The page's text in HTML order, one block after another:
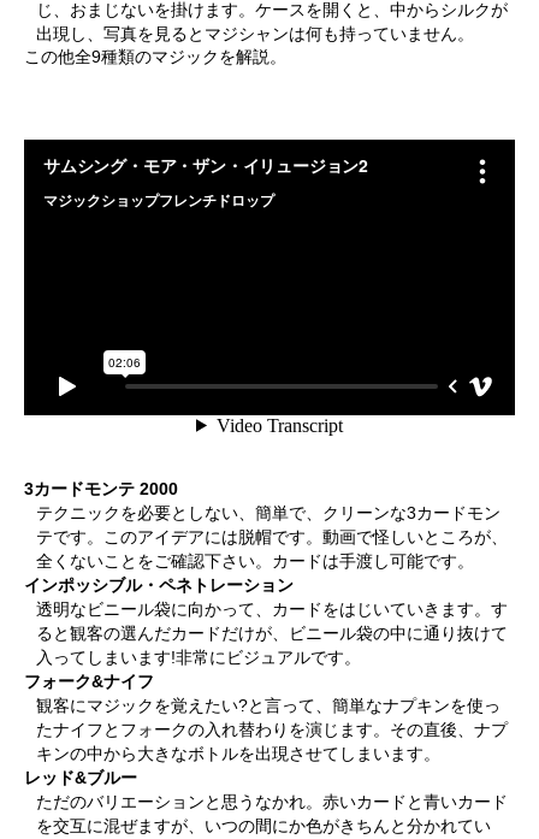
じ、おまじないを掛けます。ケースを開くと、中からシルクが
出現し、写真を見るとマジシャンは何も持っていません。
この他全9種類のマジックを解説。
3カードモンテ 2000
テクニックを必要としない、簡単で、クリーンな3カードモン
テです。このアイデアには脱帽です。動画で怪しいところが、
全くないことをご確認下さい。カードは手渡し可能です。
インポッシブル・ペネトレーション
透明なビニール袋に向かって、カードをはじいていきます。す
ると観客の選んだカードだけが、ビニール袋の中に通り抜けて
入ってしまいます!非常にビジュアルです。
フォーク&ナイフ
観客にマジックを覚えたい?と言って、簡単なナプキンを使っ
たナイフとフォークの入れ替わりを演じます。その直後、ナプ
キンの中から大きなボトルを出現させてしまいます。
レッド&ブルー
ただのバリエーションと思うなかれ。赤いカードと青いカード
を交互に混ぜますが、いつの間にか色がきちんと分かれてい